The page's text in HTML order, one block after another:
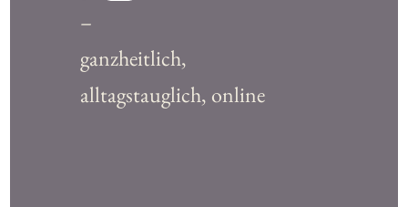
–
ganzheitlich,
alltagstauglich, online